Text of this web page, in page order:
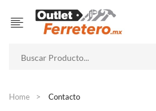
Home Contacto